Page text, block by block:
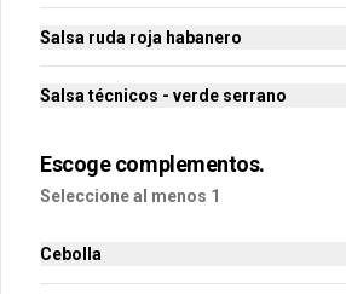
30 gramos de
50 gramos de
Salsa ruda roja habanero
Salsa técnicos - verde serrano
Escoge complementos.
Seleccione al menos 1
Cebolla